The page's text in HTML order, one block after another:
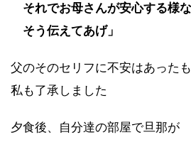
それでお母さんが安心する様
そう伝えてあげ」
父のそのセリフに不安はあった
私も了承しました
夕食後、自分達の部屋で旦那が